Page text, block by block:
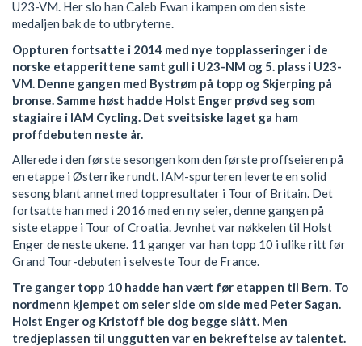
U23-VM. Her slo han Caleb Ewan i kampen om den siste
medaljen bak de to utbryterne.
Oppturen fortsatte i 2014 med nye topplasseringer i de
norske etapperittene samt gull i U23-NM og 5. plass i U23-
VM. Denne gangen med Bystrøm på topp og Skjerping på
bronse. Samme høst hadde Holst Enger prøvd seg som
stagiaire i IAM Cycling. Det sveitsiske laget ga ham
proffdebuten neste år.
Allerede i den første sesongen kom den første proffseieren på
en etappe i Østerrike rundt. IAM-spurteren leverte en solid
sesong blant annet med toppresultater i Tour of Britain. Det
fortsatte han med i 2016 med en ny seier, denne gangen på
siste etappe i Tour of Croatia. Jevnhet var nøkkelen til Holst
Enger de neste ukene. 11 ganger var han topp 10 i ulike ritt før
Grand Tour-debuten i selveste Tour de France.
Tre ganger topp 10 hadde han vært før etappen til Bern. To
nordmenn kjempet om seier side om side med Peter Sagan.
Holst Enger og Kristoff ble dog begge slått. Men
tredjeplassen til unggutten var en bekreftelse av talentet.